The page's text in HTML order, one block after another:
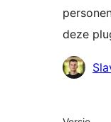
deze
Meta